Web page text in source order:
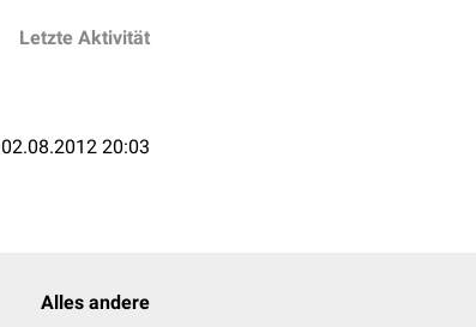
Letzte Aktivität
02.08.2012 20:03
Alles andere